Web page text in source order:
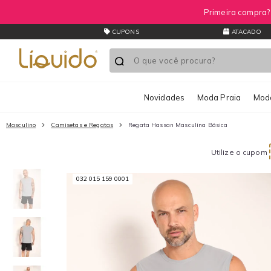
Primeira
CUPONS ATACADO
Novidades Moda Praia
Masculino Camisetas e Regatas Regata Hassan Masculina Básica
Utilize o cupom
032 015 159 0001